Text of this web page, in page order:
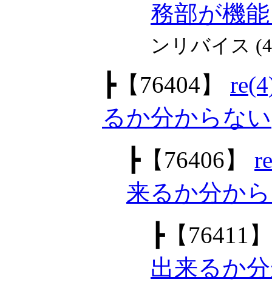
務部が機
ンリバイス
┣【76404】
るか分からない
┣【76406】
来るか分か
┣【76411】
出来るか